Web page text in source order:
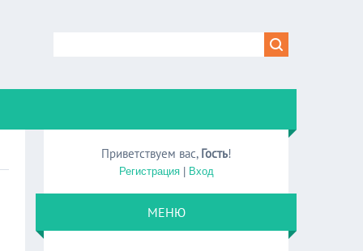
Приветствуем вас, Гость!
Регистрация| Вход
МЕНЮ